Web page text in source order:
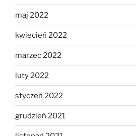
maj 2022
kwiecień 2022
marzec 2022
luty 2022
styczeń 2022
grudzień 2021